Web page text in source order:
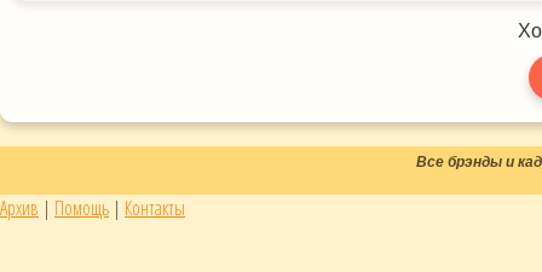
Все брэнды и
Архив | Помощь | Контакты